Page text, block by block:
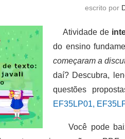
escrito por
Atividade de
do ensino
começaram a
daí? Descubra,
questões
EF35LP01,
Você pode